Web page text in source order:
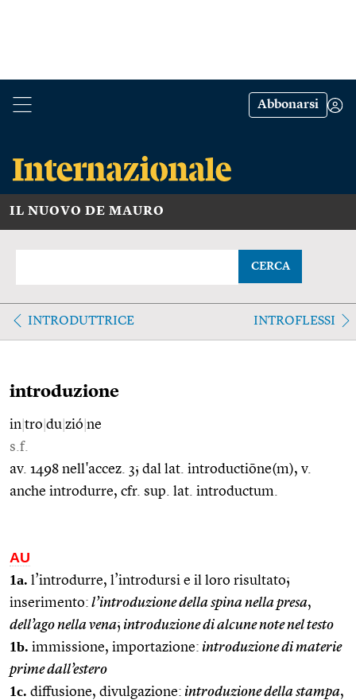
Abbonarsi
IL NUOVO DE MAURO
CERCA
INTRODUTTRICE INTROFLESSI
introduzione
in tro du zió ne
s.f.
av. 1498 nell'accez. 3; dal lat. introductiōne(m), v.
anche introdurre, cfr. sup. lat. introductum.
AU
1a. l’introdurre, l’introdursi e il loro risultato;
inserimento: l’introduzione della spina nella presa,
dell’ago nella vena; introduzione di alcune note nel testo
1b. immissione, importazione: introduzione di materie
prime dall’estero
1c. diffusione, divulgazione: introduzione della stampa,